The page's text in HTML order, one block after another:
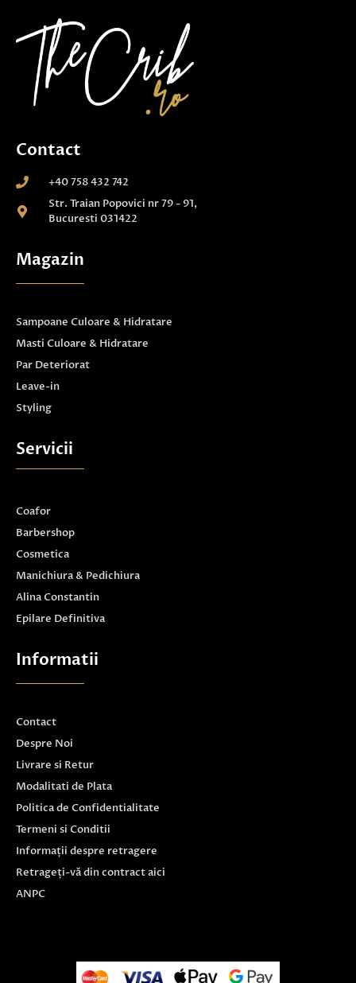
Contact
+40 758 432 742
Str. Traian Popovici nr 79 - 91,
Bucuresti 031422
Magazin
Sampoane Culoare & Hidratare
Masti Culoare & Hidratare
Par Deteriorat
Leave-in
Styling
Servicii
Coafor
Barbershop
Cosmetica
Manichiura & Pedichiura
Alina Constantin
Epilare Definitiva
Informatii
Contact
Despre Noi
Livrare si Retur
Modalitati de Plata
Politica de Confidentialitate
Termeni si Conditii
Informații despre retragere
Retrageți-vă din contract aici
ANPC